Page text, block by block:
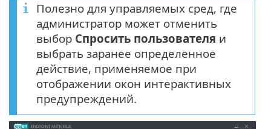
Полезно для управляемых сред, где
администратор может отменить
выбор Спросить пользователя и
выбрать заранее определенное
действие, применяемое при
отображении окон интерактивных
предупреждений.